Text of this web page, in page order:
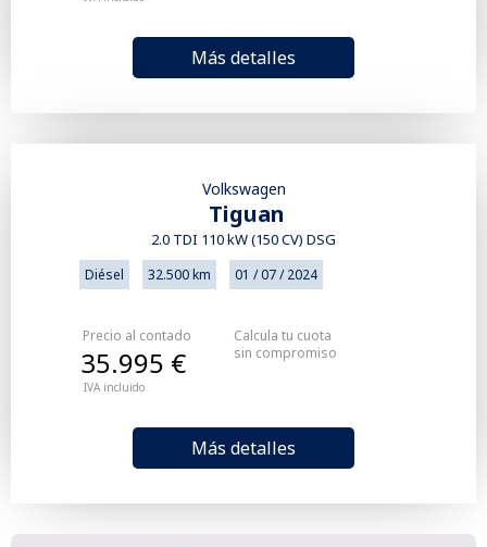
Más detalles
Volkswagen
Tiguan
2.0 TDI 110 kW (150 CV) DSG
Diésel 32.500 km 01 / 07 / 2024
Precio al contado
IVA incluido
35.995 €
Más detalles
Calcula tu cuota
sin compromiso